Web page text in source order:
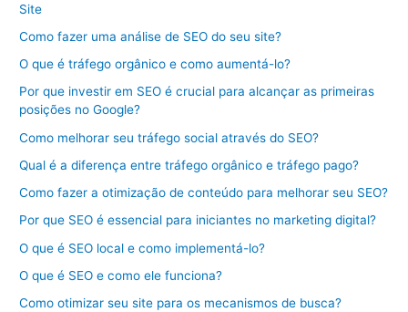
Site
Como fazer uma análise de SEO do seu site?
O que é tráfego orgânico e como aumentá-lo?
Por que investir em SEO é crucial para alcançar as primeiras
posições no Google?
Como melhorar seu tráfego social através do SEO?
Qual é a diferença entre tráfego orgânico e tráfego pago?
Como fazer a otimização de conteúdo para melhorar seu SEO?
Por que SEO é essencial para iniciantes no marketing digital?
O que é SEO local e como implementá-lo?
O que é SEO e como ele funciona?
Como otimizar seu site para os mecanismos de busca?